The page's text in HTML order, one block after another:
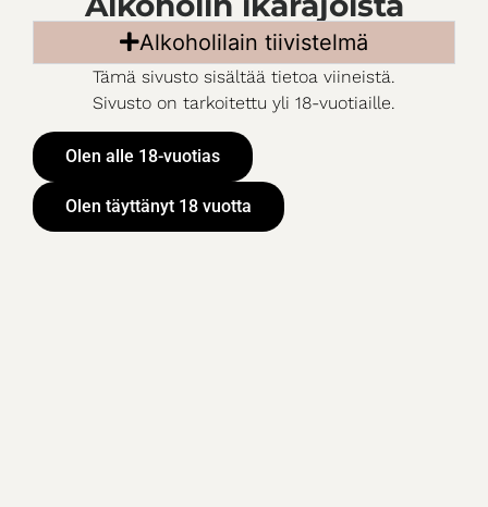
sekä kovien ja vahvojen juustojen kanssa.
Argentiinan tärkeitä viinialueita ovat Mendoza, San
Juan, La Rioja, Catamarca, Salta, Rio Negro ja
Catamarca, Salta ja Jujuy
La Rioja
Alkoholilain tiivistelmä
Tämä sivusto sisältää tietoa viineistä.
Sivusto on tarkoitettu yli 18-vuotiaille.
Olen alle 18-vuotias
Olen täyttänyt 18 vuotta